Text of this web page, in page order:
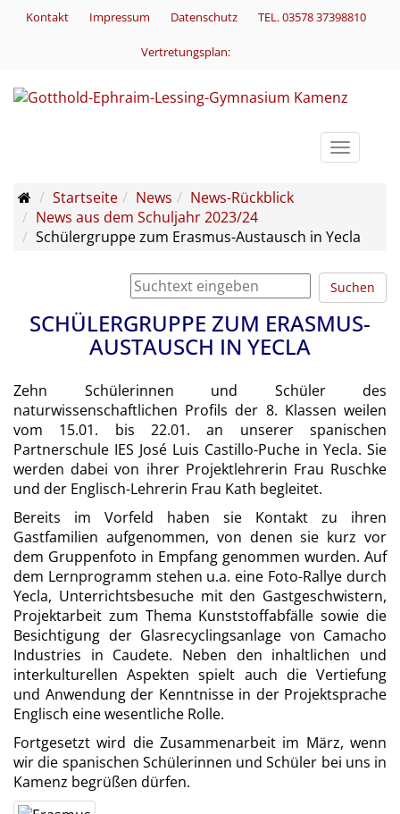
Kontakt Impressum Datenschutz TEL. 03578 37398810
Vertretungsplan:
Toggle
Startseite
News
News-Rückblick
News aus dem Schuljahr 2023/24
Schülergruppe zum Erasmus-Austausch in Yecla
Suchen
SCHÜLERGRUPPE ZUM ERASMUS-
AUSTAUSCH IN YECLA
Zehn Schülerinnen und Schüler des
naturwissenschaftlichen Profils der 8. Klassen weilen
vom 15.01. bis 22.01. an unserer spanischen
Partnerschule IES José Luis Castillo-Puche in Yecla. Sie
werden dabei von ihrer Projektlehrerin Frau Ruschke
und der Englisch-Lehrerin Frau Kath begleitet.
Bereits im Vorfeld haben sie Kontakt zu ihren
Gastfamilien aufgenommen, von denen sie kurz vor
dem Gruppenfoto in Empfang genommen wurden. Auf
dem Lernprogramm stehen u.a. eine Foto-Rallye durch
Yecla, Unterrichtsbesuche mit den Gastgeschwistern,
Projektarbeit zum Thema Kunststoffabfälle sowie die
Besichtigung der Glasrecyclingsanlage von Camacho
Industries in Caudete. Neben den inhaltlichen und
interkulturellen Aspekten spielt auch die Vertiefung
und Anwendung der Kenntnisse in der Projektsprache
Englisch eine wesentliche Rolle.
Fortgesetzt wird die Zusammenarbeit im März, wenn
wir die spanischen Schülerinnen und Schüler bei uns in
Kamenz begrüßen dürfen.